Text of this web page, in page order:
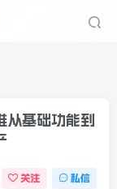
从基础功能到
关注 私信